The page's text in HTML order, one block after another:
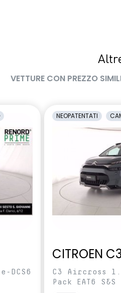
VETTURE CON PREZZO
DCS6
NEOPATENTATI
CITROEN
C3 Aircross
Pack EAT6 S&S